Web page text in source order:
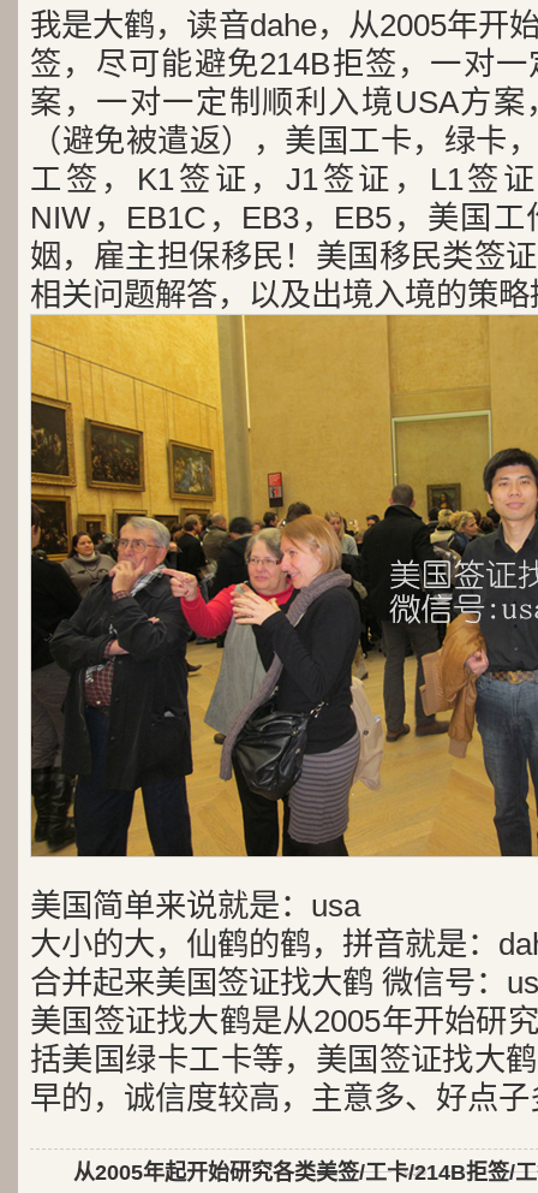
我是大鹤，读音dahe，从2005年开
签，尽可能避免214B拒签，一对
案，一对一定制顺利入境USA方
（避免被遣返），美国工卡，绿卡
工签，K1签证，J1签证，L1签
NIW，EB1C，EB3，EB5，美国
姻，雇主担保移民！美国移民类签
相关问题解答，以及出境入境的策
美国简单来说就是：usa
大小的大，仙鹤的鹤，拼音就是：
合并起来美国签证找大鹤 微信号：
美国签证找大鹤是从2005年开始研
括美国绿卡工卡等，美国签证找大
早的，诚信度较高，主意多、好点子
从2005年起开始研究各类美签/工卡/214B拒签/